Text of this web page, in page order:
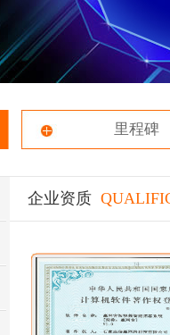
里程碑
企业资质